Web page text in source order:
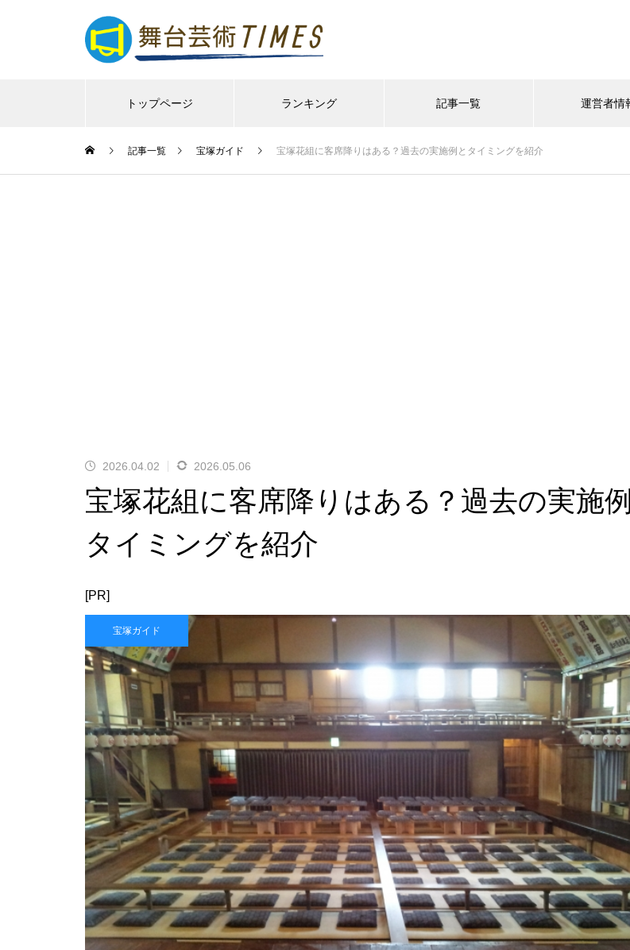
トップページ ランキング 記事一覧 運営者情
記事一覧 宝塚ガイド 宝塚花組に客席降りはある？過去の実施例とタイミングを紹介
2026.04.02 2026.05.06
宝塚花組に客席降りはある？過去の実施
タイミングを紹介
[PR]
宝塚ガイド